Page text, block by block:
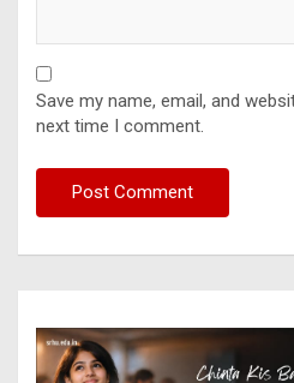
Save my name, email, and
next time I comment.